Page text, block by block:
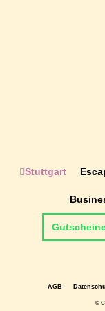
Stuttgart
AGB
©